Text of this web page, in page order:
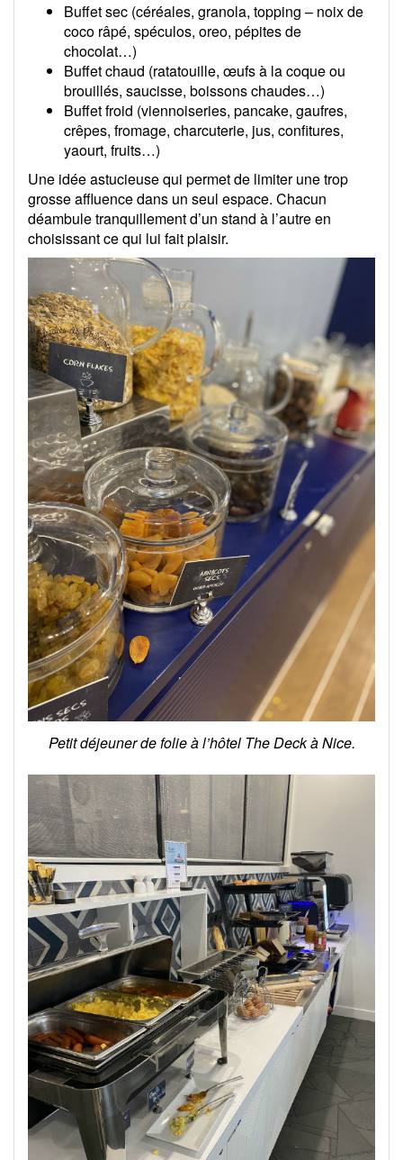
Buffet sec (céréales, granola, topping – noix de
coco râpé, spéculos, oreo, pépites de
chocolat…)
Buffet chaud (ratatouille, œufs à la coque ou
brouillés, saucisse, boissons chaudes…)
Buffet froid (viennoiseries, pancake, gaufres,
crêpes, fromage, charcuterie, jus, confitures,
yaourt, fruits…)
Une idée astucieuse qui permet de limiter une trop
grosse affluence dans un seul espace. Chacun
déambule tranquillement d’un stand à l’autre en
choisissant ce qui lui fait plaisir.
Petit déjeuner de folie à l’hôtel The Deck à Nice.